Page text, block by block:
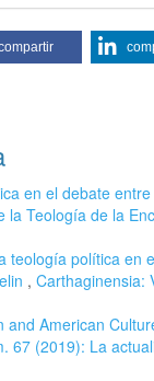
en el debate
Teología de la
teología política en
, Carthaginensia:
American
67 (2019): La